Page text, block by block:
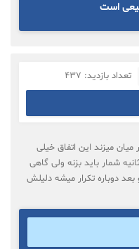
است
تعداد بازدید: 437
میزند این اتفاق خیلی
شمار باید بزنه ولی گاهی
دوباره تکرار میشه دلیلش